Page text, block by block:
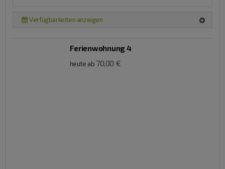
Verfügbarkeiten anzeigen
Ferienwohnung 4
heute ab 70,00 €